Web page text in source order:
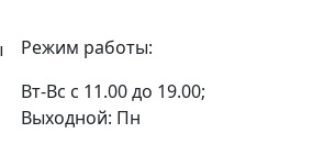
Режим работы:
Вт-Вс с 11.00 до 19.00;
Выходной: Пн